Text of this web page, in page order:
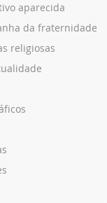
aparecida
da fraternidade
religiosas